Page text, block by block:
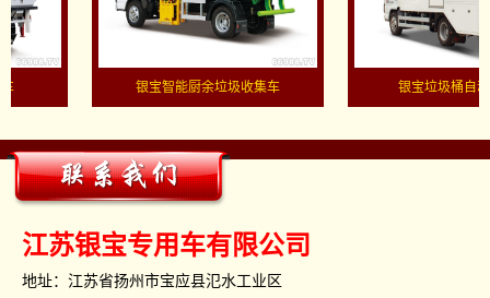
银宝智能厨余垃圾收集车 银宝垃圾桶自动
江苏银宝专用车有限公司
地址：江苏省扬州市宝应县氾水工业区